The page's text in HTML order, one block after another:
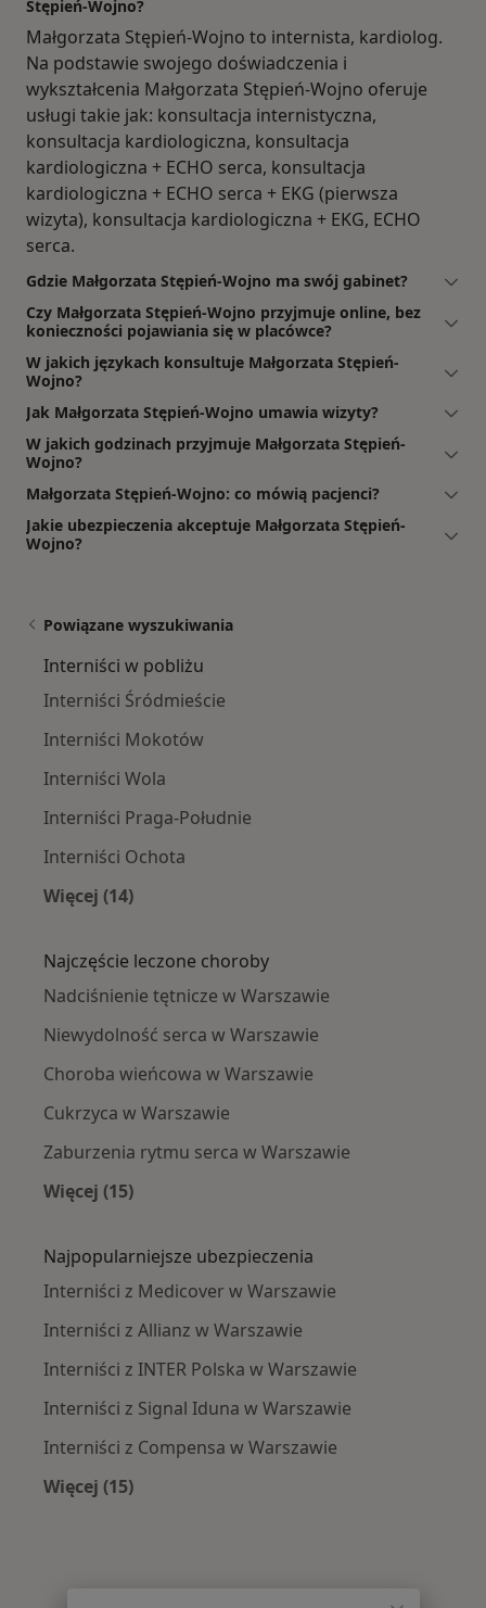
Stępień-Wojno?
Małgorzata Stępień-Wojno to internista, kardiolog.
Na podstawie swojego doświadczenia i
wykształcenia Małgorzata Stępień-Wojno oferuje
usługi takie jak: konsultacja internistyczna,
konsultacja kardiologiczna, konsultacja
kardiologiczna + ECHO serca, konsultacja
kardiologiczna + ECHO serca + EKG (pierwsza
wizyta), konsultacja kardiologiczna + EKG, ECHO
serca.
Gdzie Małgorzata Stępień-Wojno ma swój gabinet?
Czy Małgorzata Stępień-Wojno przyjmuje online, bez
konieczności pojawiania się w placówce?
W jakich językach konsultuje Małgorzata Stępień-
Wojno?
Jak Małgorzata Stępień-Wojno umawia wizyty?
W jakich godzinach przyjmuje Małgorzata Stępień-
Wojno?
Małgorzata Stępień-Wojno: co mówią pacjenci?
Jakie ubezpieczenia akceptuje Małgorzata Stępień-
Wojno?
Powiązane wyszukiwania
Interniści w pobliżu
Interniści Śródmieście
Interniści Mokotów
Interniści Wola
Interniści Praga-Południe
Interniści Ochota
Więcej (14)
Najczęście leczone choroby
Nadciśnienie tętnicze w Warszawie
Niewydolność serca w Warszawie
Choroba wieńcowa w Warszawie
Cukrzyca w Warszawie
Zaburzenia rytmu serca w Warszawie
Więcej (15)
Najpopularniejsze ubezpieczenia
Interniści z Medicover w Warszawie
Interniści z Allianz w Warszawie
Interniści z INTER Polska w Warszawie
Interniści z Signal Iduna w Warszawie
Interniści z Compensa w Warszawie
Więcej (15)